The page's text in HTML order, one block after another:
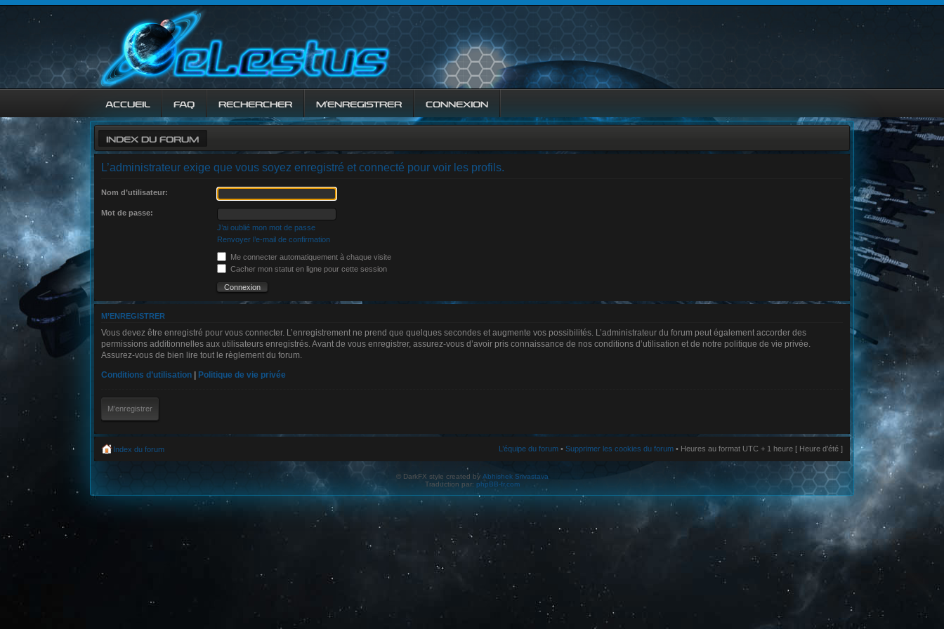
ACCUEIL FAQ RECHERCHER M’ENREGISTRER CONNEXION
INDEX DU FORUM
L’administrateur exige que vous soyez enregistré et connecté pour voir les profils.
Nom d’utilisateur:
Mot de passe:
J’ai oublié mon mot de passe
Renvoyer l’e-mail de confirmation
Me connecter automatiquement à chaque visite
Cacher mon statut en ligne pour cette session
M’ENREGISTRER
Vous devez être enregistré pour vous connecter. L’enregistrement ne prend que quelques secondes et augmente vos possibilités. L’administrateur du forum peut également accorder des
permissions additionnelles aux utilisateurs enregistrés. Avant de vous enregistrer, assurez-vous d’avoir pris connaissance de nos conditions d’utilisation et de notre politique de vie privée.
Assurez-vous de bien lire tout le règlement du forum.
Conditions d’utilisation | Politique de vie privée
M’enregistrer
Index du forum L’équipe du forum• Supprimer les cookies du forum• Heures au format UTC + 1 heure [ Heure d’été ]
© DarkFX style created by Abhishek Srivastava
Traduction par: phpBB-fr.com